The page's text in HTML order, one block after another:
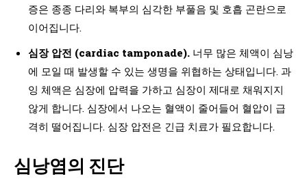
증은 종종 다리와 복부의 심각한 부풀음 및 호흡 곤란으로
이어집니다.
심장 압전 (cardiac tamponade). 너무 많은 체액이 심낭
에 모일 때 발생할 수 있는 생명을 위협하는 상태입니다. 과
잉 체액은 심장에 압력을 가하고 심장이 제대로 채워지지
않게 합니다. 심장에서 나오는 혈액이 줄어들어 혈압이 급
격히 떨어집니다. 심장 압전은 긴급 치료가 필요합니다.
심낭염의 진단